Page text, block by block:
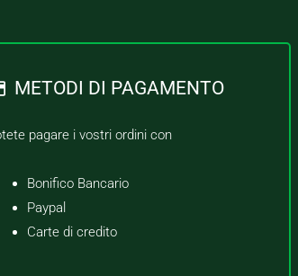
METODI DI PAGAMENTO
pagare i vostri ordini con
Bonifico Bancario
Paypal
Carte di credito